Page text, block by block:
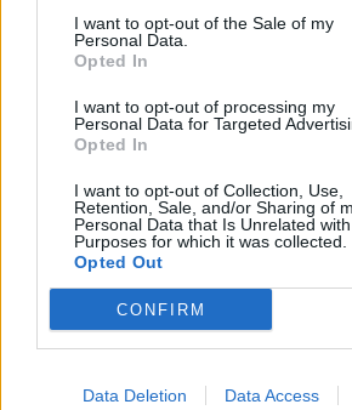
I want to opt-out of the Sale of my
Personal Data.
Opted In
I want to opt-out of processing my
Personal Data for Targeted
Opted In
I want to opt-out of Collection, Use,
Retention, Sale, and/or Sharing of
Personal Data that Is Unrelated
Purposes for which it was collected.
Opted Out
CONFIRM
Data Deletion Data Access
18.990 ευρώ
18η συνεχόμενη χρονιά για τον ΟΤΕ στη
FTSE4Good
Alpha Bank: Για πρώτη φορά το Αρχαίο
πύλες του σε όλους